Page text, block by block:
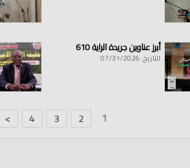
أبرز عناوين جريدة الراية 610
التاريخ: 07/31/2026
1
2
3
4
>